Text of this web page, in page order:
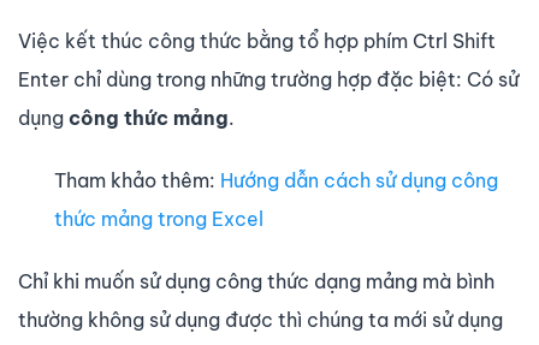
Việc kết thúc công thức bằng tổ hợp phím Ctrl Shift
Enter chỉ dùng trong những trường hợp đặc biệt: Có sử
dụng công thức mảng.
Tham khảo thêm: Hướng dẫn cách sử dụng công
thức mảng trong Excel
Chỉ khi muốn sử dụng công thức dạng mảng mà bình
thường không sử dụng được thì chúng ta mới sử dụng